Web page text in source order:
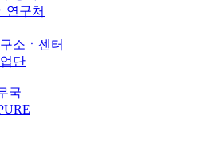
연구처
소ㆍ센터
단
국